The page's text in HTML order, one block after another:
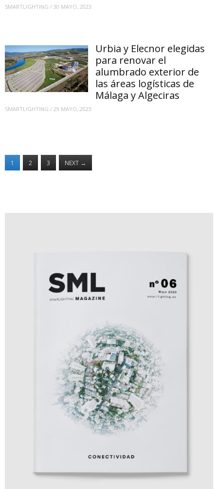
SMARTLIGHTING / 30 MAYO, 2023
Urbia y Elecnor elegidas
para renovar el
alumbrado exterior de
las áreas logísticas de
Málaga y Algeciras
SMARTLIGHTING / 29 MAYO, 2023
1 2 3 NEXT →